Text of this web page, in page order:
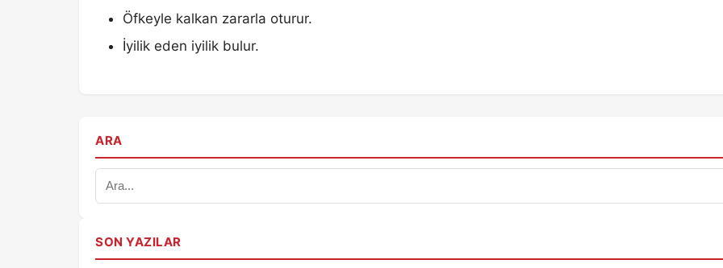
Öfkeyle kalkan zararla oturur.
İyilik eden iyilik bulur.
ARA
SON YAZILAR